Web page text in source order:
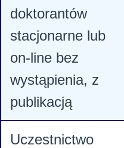
doktorantów
stacjonarne lub
on-line bez
wystąpienia, z
publikacją
Uczestnictwo